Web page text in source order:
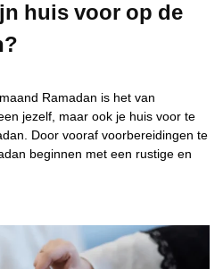
huis voor op de
Ramadan is het van
jezelf, maar ook je huis voor te
Door vooraf voorbereidingen te
beginnen met een rustige en